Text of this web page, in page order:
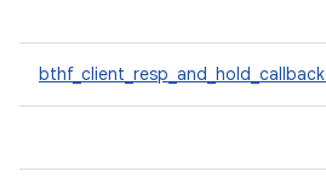
bthf_client_resp_and_hold_callback